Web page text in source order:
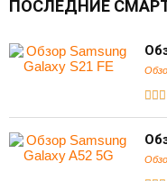
ПОСЛЕДНИЕ